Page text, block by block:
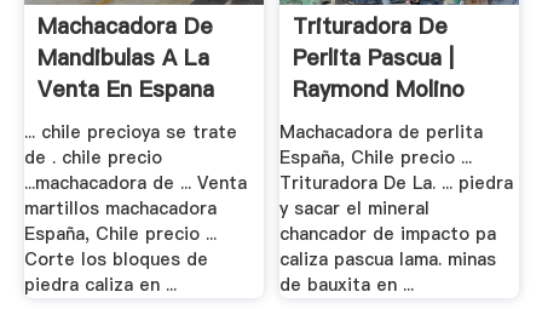
Machacadora De
Mandibulas A La
Venta En Espana
... chile precioya se trate
de . chile precio
...machacadora de ... Venta
martillos machacadora
España, Chile precio ...
Corte los bloques de
piedra caliza en ...
Trituradora De
Perlita Pascua |
Raymond Molino
Machacadora de perlita
España, Chile precio ...
Trituradora De La. ... piedra
y sacar el mineral
chancador de impacto pa
caliza pascua lama. minas
de bauxita en ...